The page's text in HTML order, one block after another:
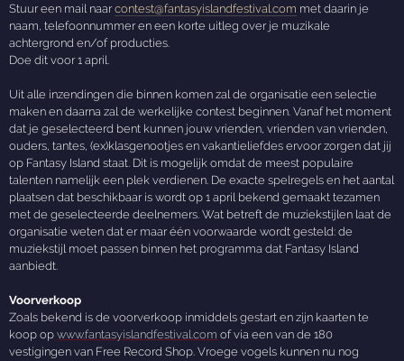
Stuur een mail naarcontest@fantasyislandfestival.com met daarin je
naam, telefoonnummer en een korte uitleg over je muzikale
achtergrond en/of producties.
Doe dit voor 1 april.
Uit alle inzendingen die binnen komen zal de organisatie een selectie
maken en daarna zal de werkelijke contest beginnen. Vanaf het moment
dat je geselecteerd bent kunnen jouw vrienden, vrienden van vrienden,
ouders, tantes, (ex)klasgenootjes en vakantieliefdes ervoor zorgen dat jij
op Fantasy Island staat. Dit is mogelijk omdat de meest populaire
talenten namelijk een plek verdienen. De exacte spelregels en het aantal
plaatsen dat beschikbaar is wordt op 1 april bekend gemaakt tezamen
met de geselecteerde deelnemers. Wat betreft de muziekstijlen laat de
organisatie weten dat er maar één voorwaarde wordt gesteld: de
muziekstijl moet passen binnen het programma dat Fantasy Island
aanbiedt.
Voorverkoop
Zoals bekend is de voorverkoop inmiddels gestart en zijn kaarten te
koop opwww.fantasyislandfestival.com of via een van de 180
vestigingen van Free Record Shop. Vroege vogels kunnen nu nog